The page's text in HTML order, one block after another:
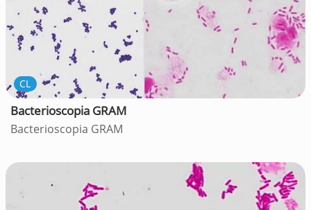
CL
Bacterioscopia GRAM
Bacterioscopia GRAM